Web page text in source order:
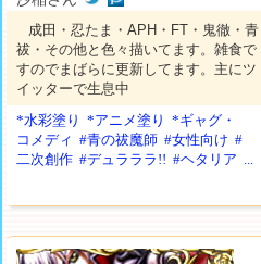
成田・忍たま・APH・FT・鬼徹・青
祓・その他と色々描いてます。雑食で
すのでまばらに更新してます。主にツ
イッターで生息中
*水彩塗り
*アニメ塗り
*ギャグ・
コメディ #青の祓魔師 #女性向け #
二次創作 #デュラララ!! #ヘタリア ...